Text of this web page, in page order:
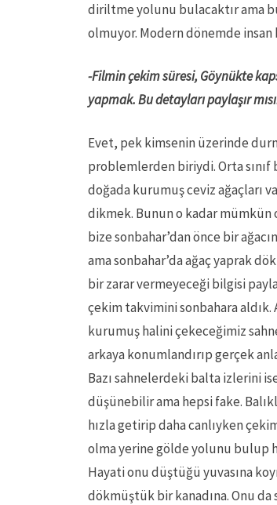
diriltme yolunu bulacaktır ama
olmuyor. Modern dönemde insan
-Filmin çekim süresi, Göynükte
yapmak. Bu detayları paylaşır
Evet, pek kimsenin üzerinde
problemlerden biriydi. Orta sınıf
doğada kurumuş ceviz ağaçları
dikmek. Bunun o kadar
bize sonbahar’dan önce bir
ama sonbahar’da ağaç yaprak
bir zarar vermeyeceği bilgisi
çekim takvimini sonbahara aldık.
kurumuş halini çekeceğimiz
arkaya konumlandırıp gerçek
Bazı sahnelerdeki balta izlerini
düşünebilir ama hepsi fake.
hızla getirip daha canlıyken
olma yerine gölde yolunu bulup
Hayati onu düştüğü yuvasına
dökmüştük bir kanadına. Onu